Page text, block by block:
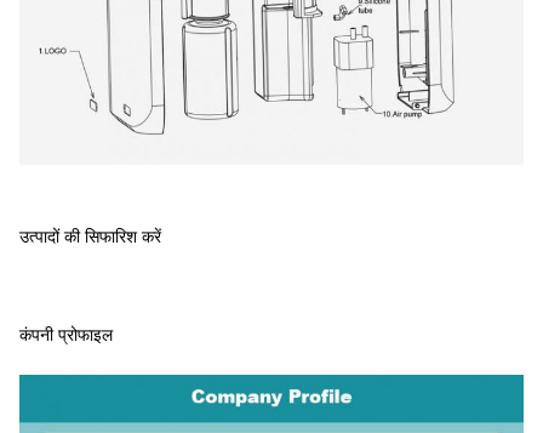
उत्पादों की सिफारिश करें
कंपनी प्रोफाइल